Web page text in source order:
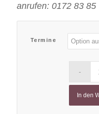
anrufen: 0172 83 85
Termine
In den